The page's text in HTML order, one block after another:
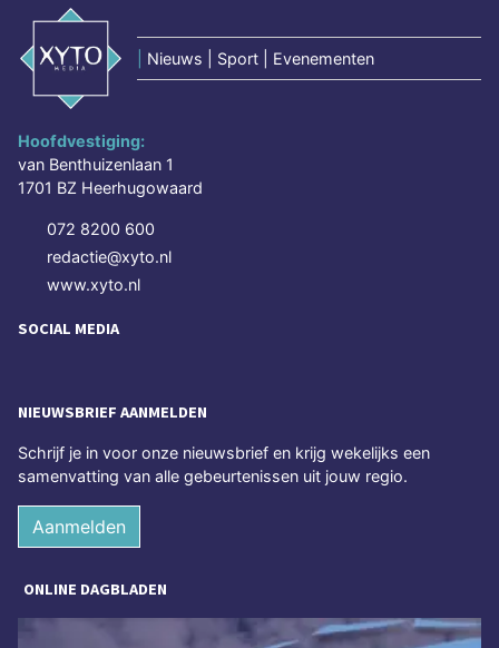
Nieuws | Sport | Evenementen
Hoofdvestiging:
van Benthuizenlaan 1
1701 BZ Heerhugowaard
072 8200 600
redactie@xyto.nl
www.xyto.nl
SOCIAL MEDIA
NIEUWSBRIEF AANMELDEN
Schrijf je in voor onze nieuwsbrief en krijg wekelijks een
samenvatting van alle gebeurtenissen uit jouw regio.
Aanmelden
ONLINE DAGBLADEN